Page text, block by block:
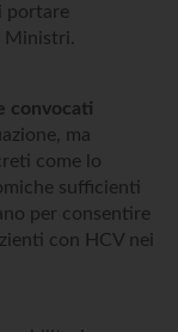
portare
Ministri.
convocati
ma
come lo
sufficienti
per consentire
con HCV nei